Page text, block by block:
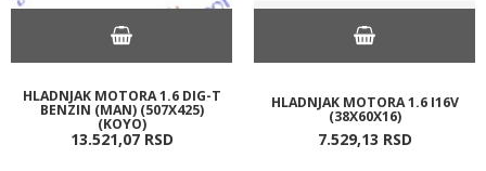
HLADNJAK MOTORA 1.6 DIG-T
BENZIN (MAN) (507X425)
(KOYO)
13.521,07 RSD
HLADNJAK MOTORA 1.6 I16V
(38X60X16)
7.529,13 RSD